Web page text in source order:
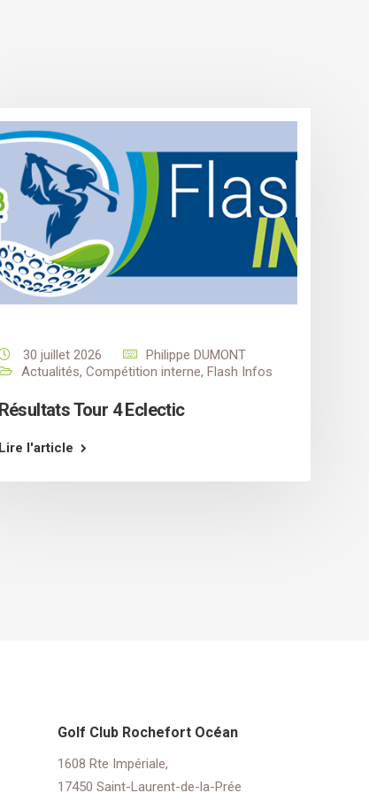
30 juillet 2026
Philippe DUMONT
Actualités, Compétition interne, Flash Infos
Résultats Tour 4 Eclectic
Lire l'article
Golf Club Rochefort Océan
1608 Rte Impériale,
17450 Saint-Laurent-de-la-Prée